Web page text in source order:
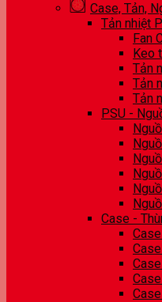
Case, Tản,
Tản nhiệt
Fan
Keo
Tản
Tản
Tản
PSU -
Case -